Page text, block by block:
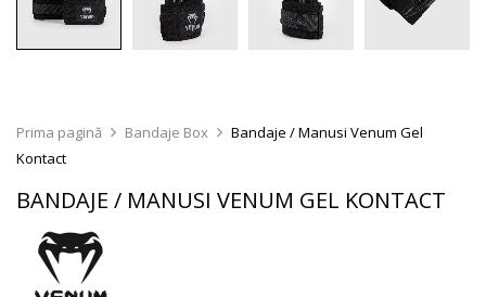
Prima pagină Bandaje Box
Bandaje / Manusi Venum Gel
Kontact
BANDAJE / MANUSI VENUM GEL KONTACT